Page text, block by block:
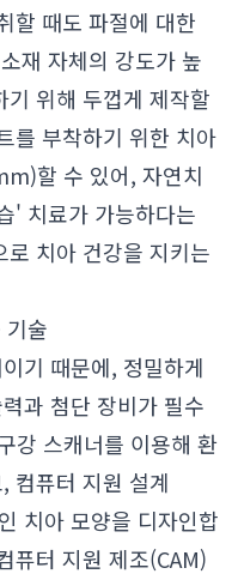
할 때도 파절에 대한
재 자체의 강도가 높
위해 두껍게 제작할
를 부착하기 위한 치아
할 수 있어, 자연치
' 치료가 가능하다는
치아 건강을 지키는
술
기 때문에, 정밀하게
과 첨단 장비가 필수
강 스캐너를 이용해 환
컴퓨터 지원 설계
치아 모양을 디자인합
퓨터 지원 제조(CAM)